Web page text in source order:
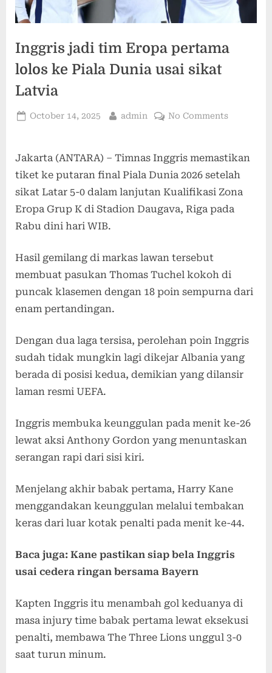
Inggris jadi tim Eropa pertama
lolos ke Piala Dunia usai sikat
Latvia
October 14, 2025 admin No Comments
Jakarta (ANTARA) – Timnas Inggris memastikan
tiket ke putaran final Piala Dunia 2026 setelah
sikat Latar 5-0 dalam lanjutan Kualifikasi Zona
Eropa Grup K di Stadion Daugava, Riga pada
Rabu dini hari WIB.
Hasil gemilang di markas lawan tersebut
membuat pasukan Thomas Tuchel kokoh di
puncak klasemen dengan 18 poin sempurna dari
enam pertandingan.
Dengan dua laga tersisa, perolehan poin Inggris
sudah tidak mungkin lagi dikejar Albania yang
berada di posisi kedua, demikian yang dilansir
laman resmi UEFA.
Inggris membuka keunggulan pada menit ke-26
lewat aksi Anthony Gordon yang menuntaskan
serangan rapi dari sisi kiri.
Menjelang akhir babak pertama, Harry Kane
menggandakan keunggulan melalui tembakan
keras dari luar kotak penalti pada menit ke-44.
Baca juga: Kane pastikan siap bela Inggris
usai cedera ringan bersama Bayern
Kapten Inggris itu menambah gol keduanya di
masa injury time babak pertama lewat eksekusi
penalti, membawa The Three Lions unggul 3-0
saat turun minum.